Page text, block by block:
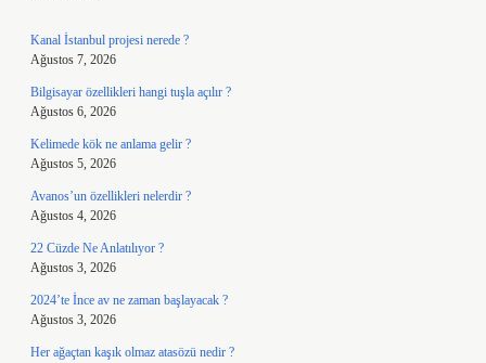
Kanal İstanbul projesi nerede ?
Ağustos 7, 2026
Bilgisayar özellikleri hangi tuşla açılır ?
Ağustos 6, 2026
Kelimede kök ne anlama gelir ?
Ağustos 5, 2026
Avanos’un özellikleri nelerdir ?
Ağustos 4, 2026
22 Cüzde Ne Anlatılıyor ?
Ağustos 3, 2026
2024’te İnce av ne zaman başlayacak ?
Ağustos 3, 2026
Her ağaçtan kaşık olmaz atasözü nedir ?